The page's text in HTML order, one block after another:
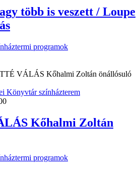
több is veszett / Loupe
programok
Könyvtár színházterem
Kőhalmi Zoltán
programok